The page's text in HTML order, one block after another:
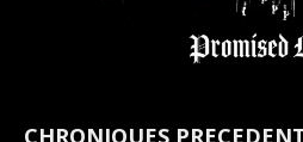
CHRONIQUES